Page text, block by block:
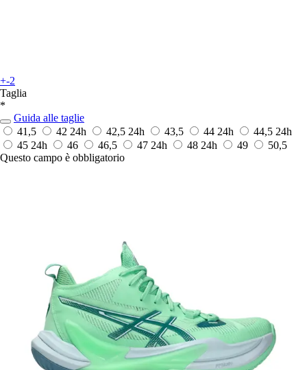
+-2
Taglia
*
Guida alle taglie
41,5
42 24h 42,5 24h 43,5 44 24h 44,5 24h
45 24h 46 46,5 47 24h 48 24h 49
50,5
Questo campo è obbligatorio